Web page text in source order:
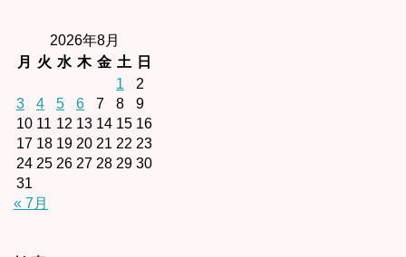
2026年8月
月
火 水 木 金 土
日
1
2
3
4 5 6 7 8
9
10 11 12 13 14 15 16
17 18 19 20 21 22 23
24 25 26 27 28 29 30
31
« 7月